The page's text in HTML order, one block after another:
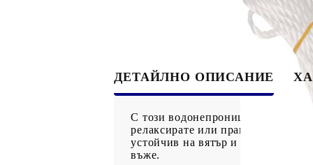
ДЕТАЙЛНО ОПИСАНИЕ
С този водонепроницаем
релаксирате или правите
устойчив на вятър и вода.
въже.